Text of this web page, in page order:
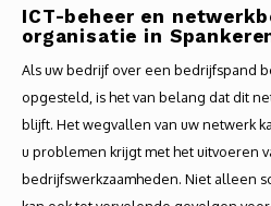
ICT-beheer en
organisatie in
Als uw bedrijf over een bedrijfspand
opgesteld, is het van belang dat dit
blijft. Het wegvallen van uw netwerk
u problemen krijgt met het uitvoeren
bedrijfswerkzaamheden. Niet alleen